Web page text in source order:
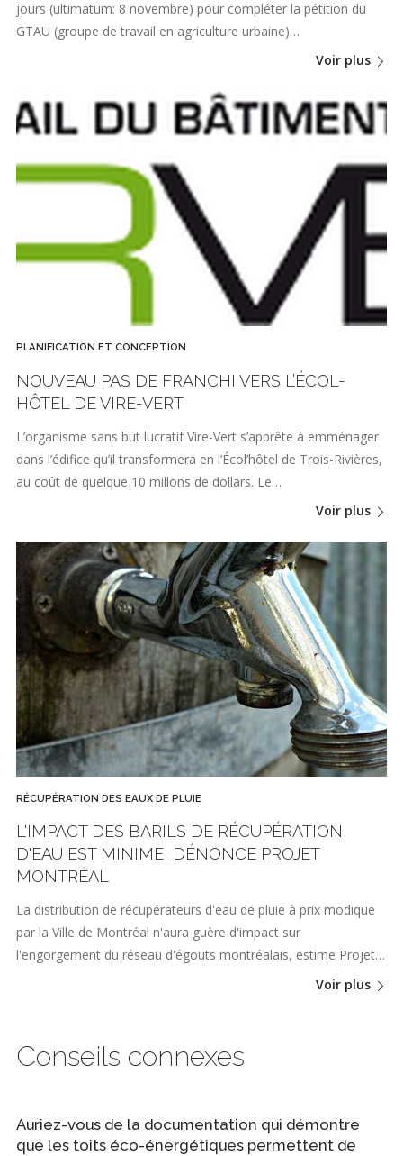
jours (ultimatum: 8 novembre) pour compléter la pétition du
GTAU (groupe de travail en agriculture urbaine)…
Voir plus
PLANIFICATION ET CONCEPTION
NOUVEAU PAS DE FRANCHI VERS L’ÉCOL-
HÔTEL DE VIRE-VERT
L’organisme sans but lucratif Vire-Vert s’apprête à emménager
dans l’édifice qu’il transformera en l’Écol’hôtel de Trois-Rivières,
au coût de quelque 10 millons de dollars. Le…
Voir plus
RÉCUPÉRATION DES EAUX DE PLUIE
L'IMPACT DES BARILS DE RÉCUPÉRATION
D'EAU EST MINIME, DÉNONCE PROJET
MONTRÉAL
La distribution de récupérateurs d'eau de pluie à prix modique
par la Ville de Montréal n'aura guère d'impact sur
l'engorgement du réseau d'égouts montréalais, estime Projet…
Voir plus
Conseils connexes
Auriez-vous de la documentation qui démontre
que les toits éco-énergétiques permettent de